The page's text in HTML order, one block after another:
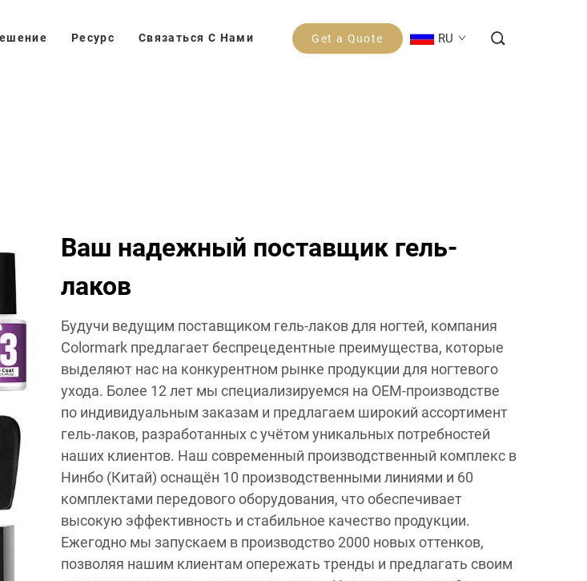
Ресурс Связаться С Нами Get a Quote RU
Ваш надежный поставщик гель-
лаков
Будучи ведущим поставщиком гель-лаков для ногтей, компания
Colormark предлагает беспрецедентные преимущества, которые
выделяют нас на конкурентном рынке продукции для ногтевого
ухода. Более 12 лет мы специализируемся на OEM-производстве
по индивидуальным заказам и предлагаем широкий ассортимент
гель-лаков, разработанных с учётом уникальных потребностей
наших клиентов. Наш современный производственный комплекс в
Нинбо (Китай) оснащён 10 производственными линиями и 60
комплектами передового оборудования, что обеспечивает
высокую эффективность и стабильное качество продукции.
Ежегодно мы запускаем в производство 2000 новых оттенков,
позволяя нашим клиентам опережать тренды и предлагать своим